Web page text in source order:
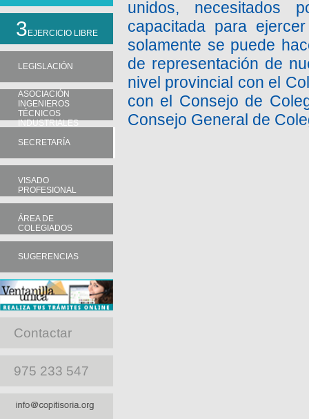
3 EJERCICIO LIBRE
LEGISLACIÓN
ASOCIACIÓN
INGENIEROS
TÉCNICOS
INDUSTRIALES
SECRETARÍA
VISADO
PROFESIONAL
ÁREA DE
COLEGIADOS
SUGERENCIAS
Contactar
975 233 547
unidos, necesitados
capacitada para
solamente se puede
de representación de
nivel provincial con el
con el Consejo de
Consejo General de